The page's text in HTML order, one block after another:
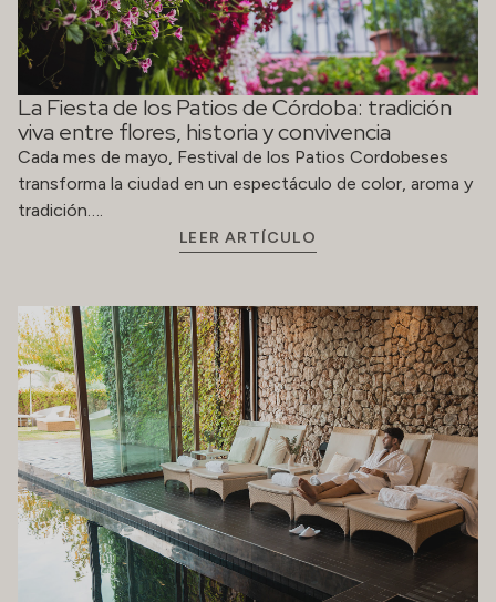
La Fiesta de los Patios de Córdoba: tradición
viva entre flores, historia y convivencia
Cada mes de mayo, Festival de los Patios Cordobeses
transforma la ciudad en un espectáculo de color, aroma y
tradición….
LEER ARTÍCULO